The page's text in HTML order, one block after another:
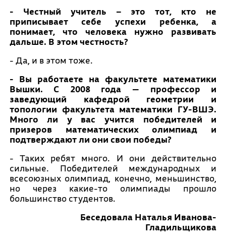
- Честный учитель – это тот, кто не
приписывает себе успехи ребенка, а
понимает, что человека нужно развивать
дальше. В этом честность?
- Да, и в этом тоже.
- Вы работаете на факультете математики
Вышки. С 2008 года — профессор и
заведующий кафедрой геометрии и
топологии факультета математики ГУ-ВШЭ.
Много ли у вас учится победителей и
призеров математических олимпиад и
подтверждают ли они свои победы?
- Таких ребят много. И они действительно
сильные. Победителей международных и
всесоюзных олимпиад, конечно, меньшинство,
но через какие-то олимпиады прошло
большинство студентов.
Беседовала Наталья Иванова-
Гладильщикова